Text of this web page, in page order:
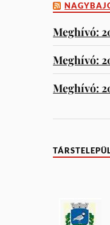
Meghívó:
Meghívó:
Meghívó: